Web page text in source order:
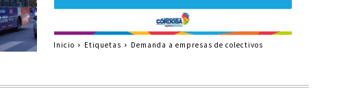
Inicio Etiquetas Demanda a empresas de colectivos